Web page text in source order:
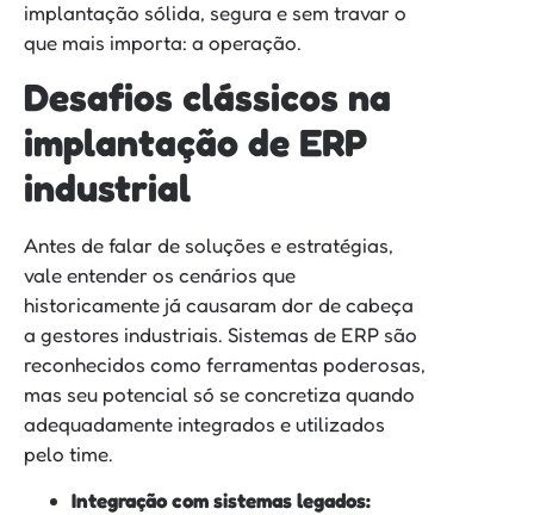
implantação sólida, segura e sem travar o
que mais importa: a operação.
Desafios clássicos na
implantação de ERP
industrial
Antes de falar de soluções e estratégias,
vale entender os cenários que
historicamente já causaram dor de cabeça
a gestores industriais. Sistemas de ERP são
reconhecidos como ferramentas poderosas,
mas seu potencial só se concretiza quando
adequadamente integrados e utilizados
pelo time.
Integração com sistemas legados: